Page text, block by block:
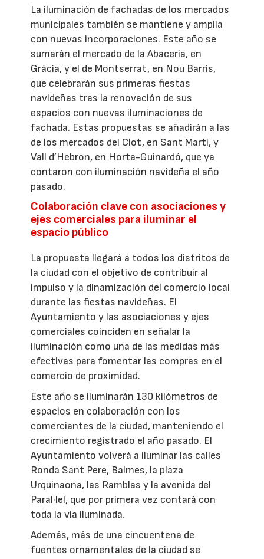
La iluminación de fachadas de los mercados
municipales también se mantiene y amplía
con nuevas incorporaciones. Este año se
sumarán el mercado de la Abaceria, en
Gràcia, y el de Montserrat, en Nou Barris,
que celebrarán sus primeras fiestas
navideñas tras la renovación de sus
espacios con nuevas iluminaciones de
fachada. Estas propuestas se añadirán a las
de los mercados del Clot, en Sant Martí, y
Vall d’Hebron, en Horta-Guinardó, que ya
contaron con iluminación navideña el año
pasado.
Colaboración clave con asociaciones y
ejes comerciales para iluminar el
espacio público
La propuesta llegará a todos los distritos de
la ciudad con el objetivo de contribuir al
impulso y la dinamización del comercio local
durante las fiestas navideñas. El
Ayuntamiento y las asociaciones y ejes
comerciales coinciden en señalar la
iluminación como una de las medidas más
efectivas para fomentar las compras en el
comercio de proximidad.
Este año se iluminarán 130 kilómetros de
espacios en colaboración con los
comerciantes de la ciudad, manteniendo el
crecimiento registrado el año pasado. El
Ayuntamiento volverá a iluminar las calles
Ronda Sant Pere, Balmes, la plaza
Urquinaona, las Ramblas y la avenida del
Paral·lel, que por primera vez contará con
toda la vía iluminada.
Además, más de una cincuentena de
fuentes ornamentales de la ciudad se